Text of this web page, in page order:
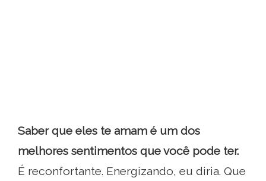
Saber que eles te amam é um dos
melhores sentimentos que você pode ter.
É reconfortante. Energizando, eu diria. Que